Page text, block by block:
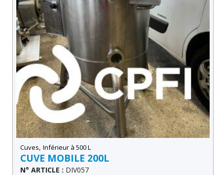
Cuves, Inférieur à 500 L
CUVE MOBILE 200L
N° ARTICLE : DIV057